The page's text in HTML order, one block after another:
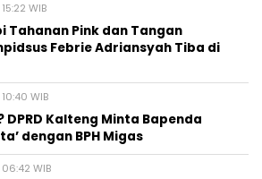
WIB
Tahanan Pink dan Tangan
Febrie Adriansyah Tiba di
WIB
DPRD Kalteng Minta Bapenda
dengan BPH Migas
WIB